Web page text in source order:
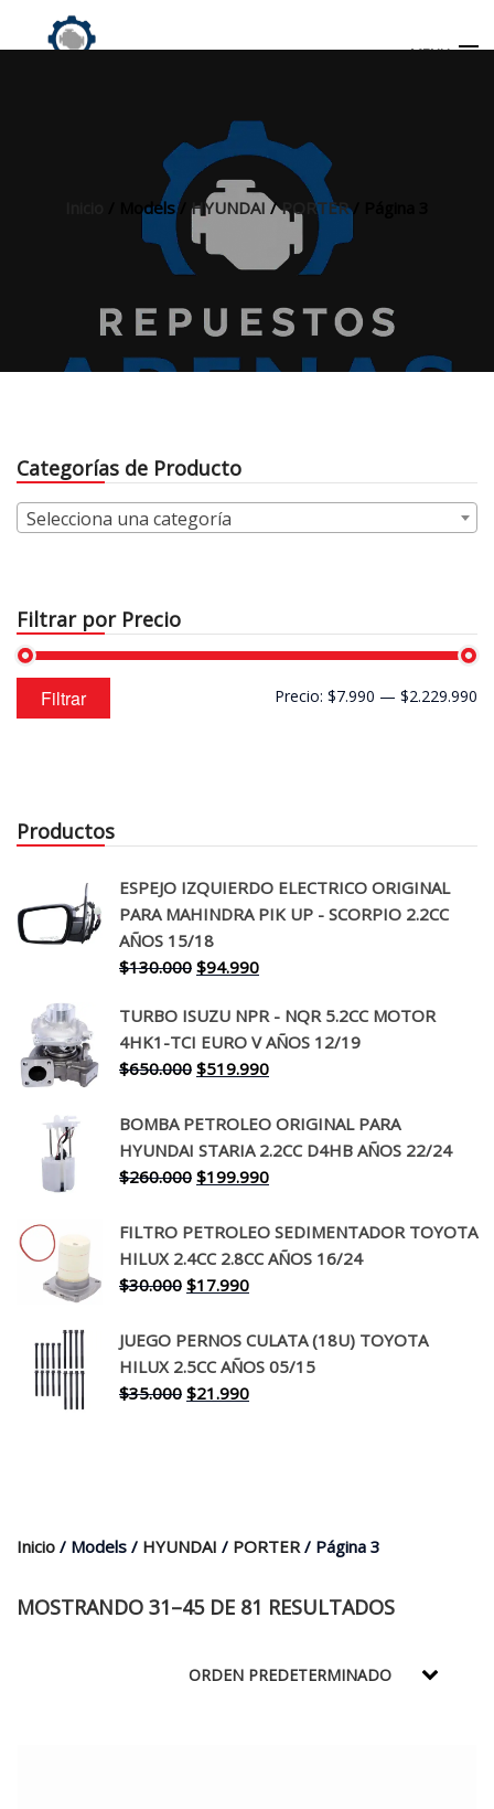
MENU
/ Models / HYUNDAI /PORTER/ Página 3
Categorías de Producto
Selecciona una categoría
Filtrar por Precio
Precio
mínimo
Precio
máximo
Filtrar Precio: $7.990 — $2.229.990
Productos
ESPEJO IZQUIERDO ELECTRICO ORIGINAL
PARA MAHINDRA PIK UP - SCORPIO 2.2CC
AÑOS 15/18
$130.000 El
original
era:
$130.000.
$94.990El
actual
es:
$94.990.
TURBO ISUZU NPR - NQR 5.2CC MOTOR
4HK1-TCI EURO V AÑOS 12/19
$650.000 El
original
era:
$650.000.
$519.990El
actual
es:
$519.990.
BOMBA PETROLEO ORIGINAL PARA
HYUNDAI STARIA 2.2CC D4HB AÑOS 22/24
$260.000 El
original
era:
$260.000.
$199.990El
actual
es:
FILTRO PETROLEO SEDIMENTADOR TOYOTA
HILUX 2.4CC 2.8CC AÑOS 16/24
$30.000 El
original
era:
$30.000.
$17.990El
actual
es:
$17.990.
JUEGO PERNOS CULATA (18U) TOYOTA
HILUX 2.5CC AÑOS 05/15
$35.000 El
$21.990El
Inicio / Models / HYUNDAI / PORTER / Página 3
MOSTRANDO 31–45 DE 81 RESULTADOS